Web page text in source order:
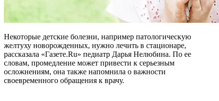
Некоторые детские болезни, например патологическую
желтуху новорожденных, нужно лечить в стационаре,
рассказала «Газете.Ru» педиатр Дарья Нелюбина. По ее
словам, промедление может привести к серьезным
осложнениям, она также напомнила о важности
своевременного обращения к врачу.